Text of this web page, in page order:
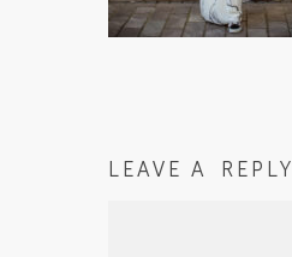
LEAVE A REPLY